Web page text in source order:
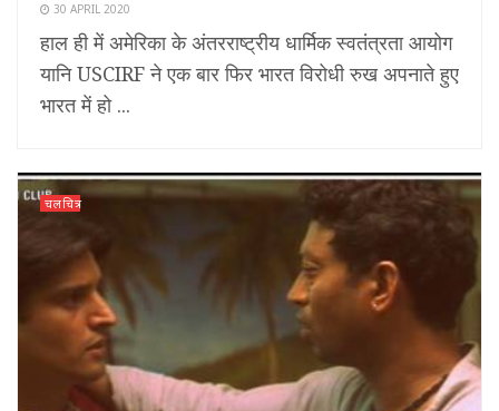
30 APRIL 2020
हाल ही में अमेरिका के अंतरराष्ट्रीय धार्मिक स्वतंत्रता आयोग
यानि USCIRF ने एक बार फिर भारत विरोधी रुख अपनाते हुए
भारत में हो ...
चलचित्र